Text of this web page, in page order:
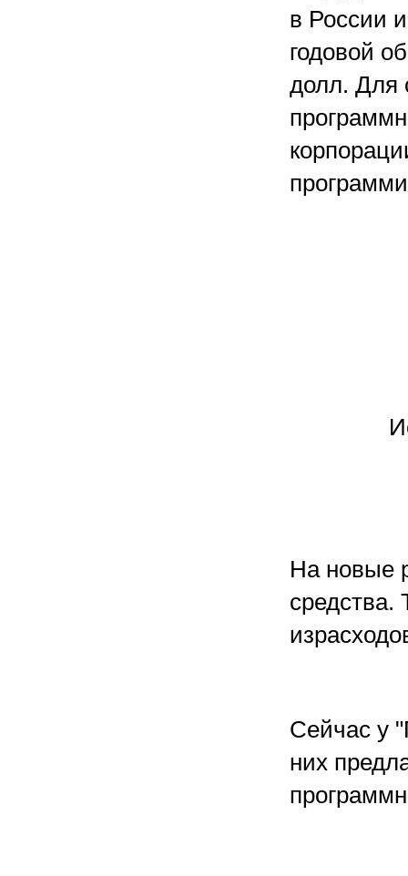
в России
годовой
долл. Для
На новые
средства.
Сейчас у
них